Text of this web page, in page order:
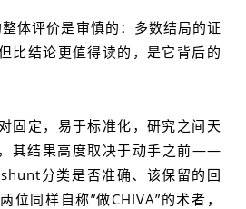
体评价是审慎的：多数结局的证
比结论更值得读的，是它背后的
固定，易于标准化，研究之间天
其结果高度取决于动手之前——
分类是否准确、该保留的回
位同样自称”做CHIVA”的术者，